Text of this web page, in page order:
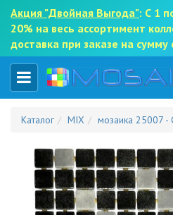
Акция "Двойная Выгода": С 1
20% на весь ассортимент
доставка при заказе на
Каталог MIX мозаика 25007 -